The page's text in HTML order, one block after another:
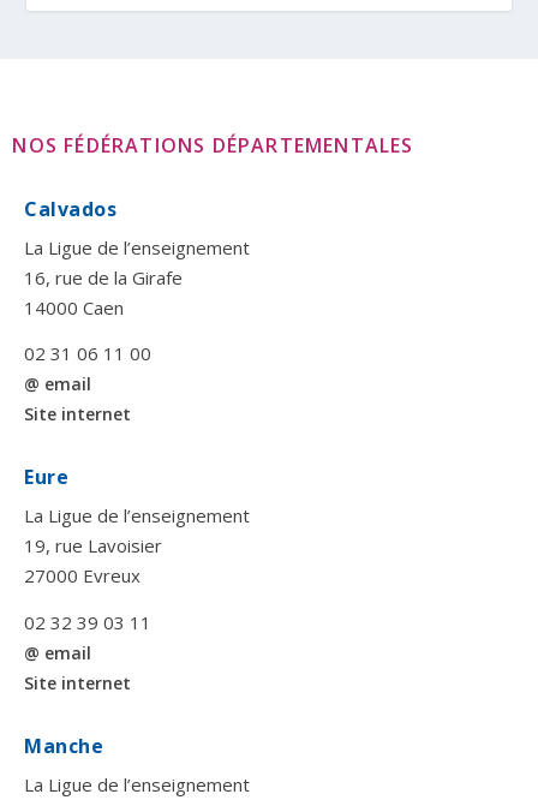
NOS FÉDÉRATIONS DÉPARTEMENTALES
Calvados
La Ligue de l’enseignement
16, rue de la Girafe
14000 Caen
02 31 06 11 00
@ email
Site internet
Eure
La Ligue de l’enseignement
19, rue Lavoisier
27000 Evreux
02 32 39 03 11
@ email
Site internet
Manche
La Ligue de l’enseignement